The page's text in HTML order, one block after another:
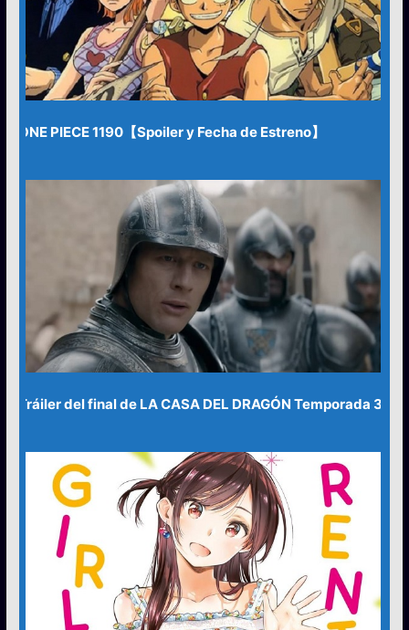
ONE PIECE 1190【Spoiler y Fecha de Estreno】
Tráiler del final de LA CASA DEL DRAGÓN Temporada 3